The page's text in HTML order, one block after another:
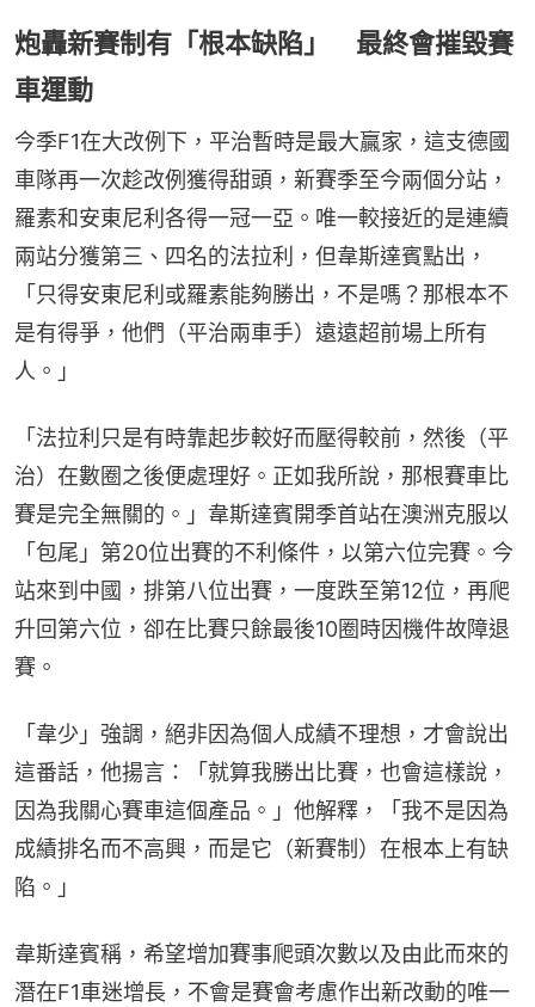
炮轟新賽制有「根本缺陷」 最終會摧毀賽
車運動
今季F1在大改例下，平治暫時是最大贏家，這支德國
車隊再一次趁改例獲得甜頭，新賽季至今兩個分站，
羅素和安東尼利各得一冠一亞。唯一較接近的是連續
兩站分獲第三、四名的法拉利，但韋斯達賓點出，
「只得安東尼利或羅素能夠勝出，不是嗎？那根本不
是有得爭，他們（平治兩車手）遠遠超前場上所有
人。」
「法拉利只是有時靠起步較好而壓得較前，然後（平
治）在數圈之後便處理好。正如我所說，那根賽車比
賽是完全無關的。」韋斯達賓開季首站在澳洲克服以
「包尾」第20位出賽的不利條件，以第六位完賽。今
站來到中國，排第八位出賽，一度跌至第12位，再爬
升回第六位，卻在比賽只餘最後10圈時因機件故障退
賽。
「韋少」強調，絕非因為個人成績不理想，才會說出
這番話，他揚言：「就算我勝出比賽，也會這樣說，
因為我關心賽車這個產品。」他解釋，「我不是因為
成績排名而不高興，而是它（新賽制）在根本上有缺
陷。」
韋斯達賓稱，希望增加賽事爬頭次數以及由此而來的
潛在F1車迷增長，不會是賽會考慮作出新改動的唯一